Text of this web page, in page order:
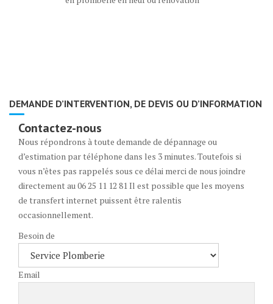
DEMANDE D’INTERVENTION, DE DEVIS OU D’INFORMATION
Contactez-nous
Nous répondrons à toute demande de dépannage ou
d’estimation par téléphone dans les 3 minutes. Toutefois si
vous n’êtes pas rappelés sous ce délai merci de nous joindre
directement au 06 25 11 12 81 Il est possible que les moyens
de transfert internet puissent être ralentis
occasionnellement.
Besoin de
Email